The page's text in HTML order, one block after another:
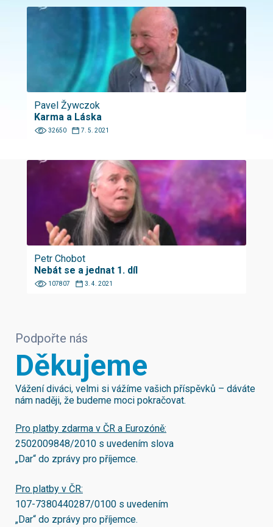
Pavel Žywczok
Karma a Láska
32650 7. 5. 2021
Petr Chobot
Nebát se a jednat 1. díl
107807 3. 4. 2021
Podpořte nás
Děkujeme
Vážení diváci, velmi si vážíme vašich příspěvků – dáváte
nám naději, že budeme moci pokračovat.
Pro platby zdarma v ČR a Eurozóně:
2502009848/2010 s uvedením slova
„Dar“ do zprávy pro příjemce.
Pro platby v ČR:
107-7380440287/0100 s uvedením
„Dar“ do zprávy pro příjemce.